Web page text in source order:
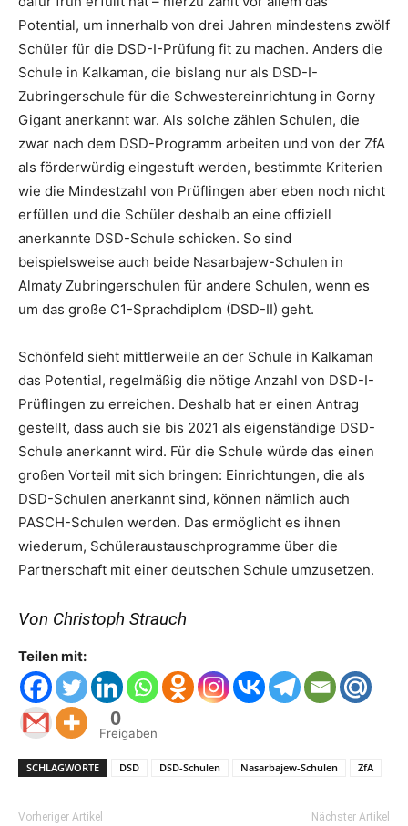
Potential, um innerhalb von drei Jahren mindestens zwölf
Schüler für die DSD-I-Prüfung fit zu machen. Anders die
Schule in Kalkaman, die bislang nur als DSD-I-
Zubringerschule für die Schwestereinrichtung in Gorny
Gigant anerkannt war. Als solche zählen Schulen, die
zwar nach dem DSD-Programm arbeiten und von der ZfA
als förderwürdig eingestuft werden, bestimmte Kriterien
wie die Mindestzahl von Prüflingen aber eben noch nicht
erfüllen und die Schüler deshalb an eine offiziell
anerkannte DSD-Schule schicken. So sind
beispielsweise auch beide Nasarbajew-Schulen in
Almaty Zubringerschulen für andere Schulen, wenn es
um das große C1-Sprachdiplom (DSD-II) geht.
Schönfeld sieht mittlerweile an der Schule in Kalkaman
das Potential, regelmäßig die nötige Anzahl von DSD-I-
Prüflingen zu erreichen. Deshalb hat er einen Antrag
gestellt, dass auch sie bis 2021 als eigenständige DSD-
Schule anerkannt wird. Für die Schule würde das einen
großen Vorteil mit sich bringen: Einrichtungen, die als
DSD-Schulen anerkannt sind, können nämlich auch
PASCH-Schulen werden. Das ermöglicht es ihnen
wiederum, Schüleraustauschprogramme über die
Partnerschaft mit einer deutschen Schule umzusetzen.
Von Christoph Strauch
Teilen mit:
0
Freigaben
SCHLAGWORTE DSD DSD-Schulen Nasarbajew-Schulen ZfA
Vorheriger Artikel Nächster Artikel